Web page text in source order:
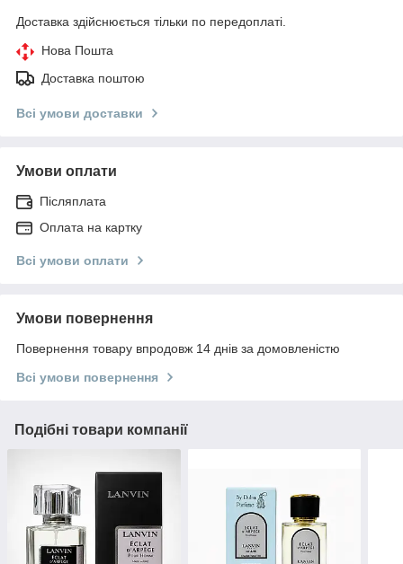
Доставка здійснюється тільки по передоплаті.
Нова Пошта
Доставка поштою
Всі умови доставки
Умови оплати
Післяплата
Оплата на картку
Всі умови оплати
Умови повернення
Повернення товару впродовж 14 днів за домовленістю
Всі умови повернення
Подібні товари компанії